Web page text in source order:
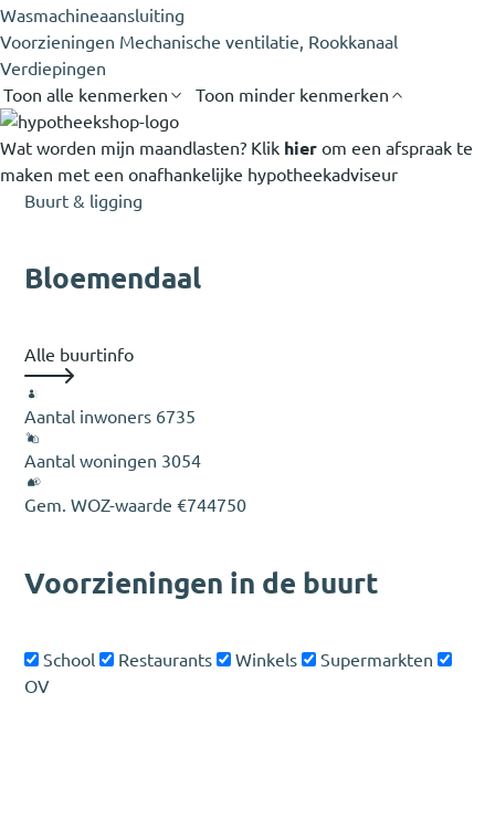
Wasmachineaansluiting
Voorzieningen Mechanische ventilatie, Rookkanaal
Verdiepingen
Toon alle kenmerken
Toon minder kenmerken
Wat worden mijn maandlasten? Klik hier om een afspraak te
maken met een onafhankelijke hypotheekadviseur
Buurt & ligging
Bloemendaal
Alle buurtinfo
Aantal inwoners 6735
Aantal woningen 3054
Gem. WOZ-waarde €744750
Voorzieningen in de buurt
School Restaurants Winkels
Supermarkten
OV